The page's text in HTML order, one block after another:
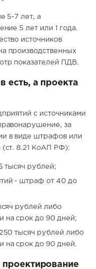
5-7 лет, а
5 лет или 1 года.
источников
производственных
показателей ПДВ.
есть, а проекта
с источниками
за
в виде штрафов или
(ст. 8.21 КоАП РФ):
тысяч рублей;
- штраф от 40 до
рублей либо
на срок до 90 дней;
тысяч рублей либо
на срок до 90 дней.